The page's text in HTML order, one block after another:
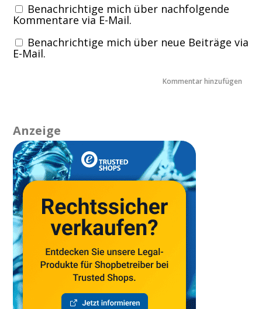
Benachrichtige mich über nachfolgende
Kommentare via E-Mail.
Benachrichtige mich über neue Beiträge via
E-Mail.
Anzeige